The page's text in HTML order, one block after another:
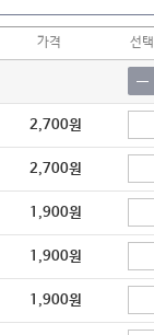
가격 선택
2,700원
2,700원
1,900원
1,900원
1,900원